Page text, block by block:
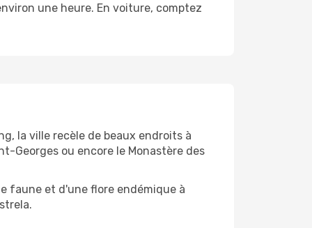
une heure. En voiture, comptez
la ville recèle de beaux endroits à
Georges ou encore le Monastère des
faune et d'une flore endémique à